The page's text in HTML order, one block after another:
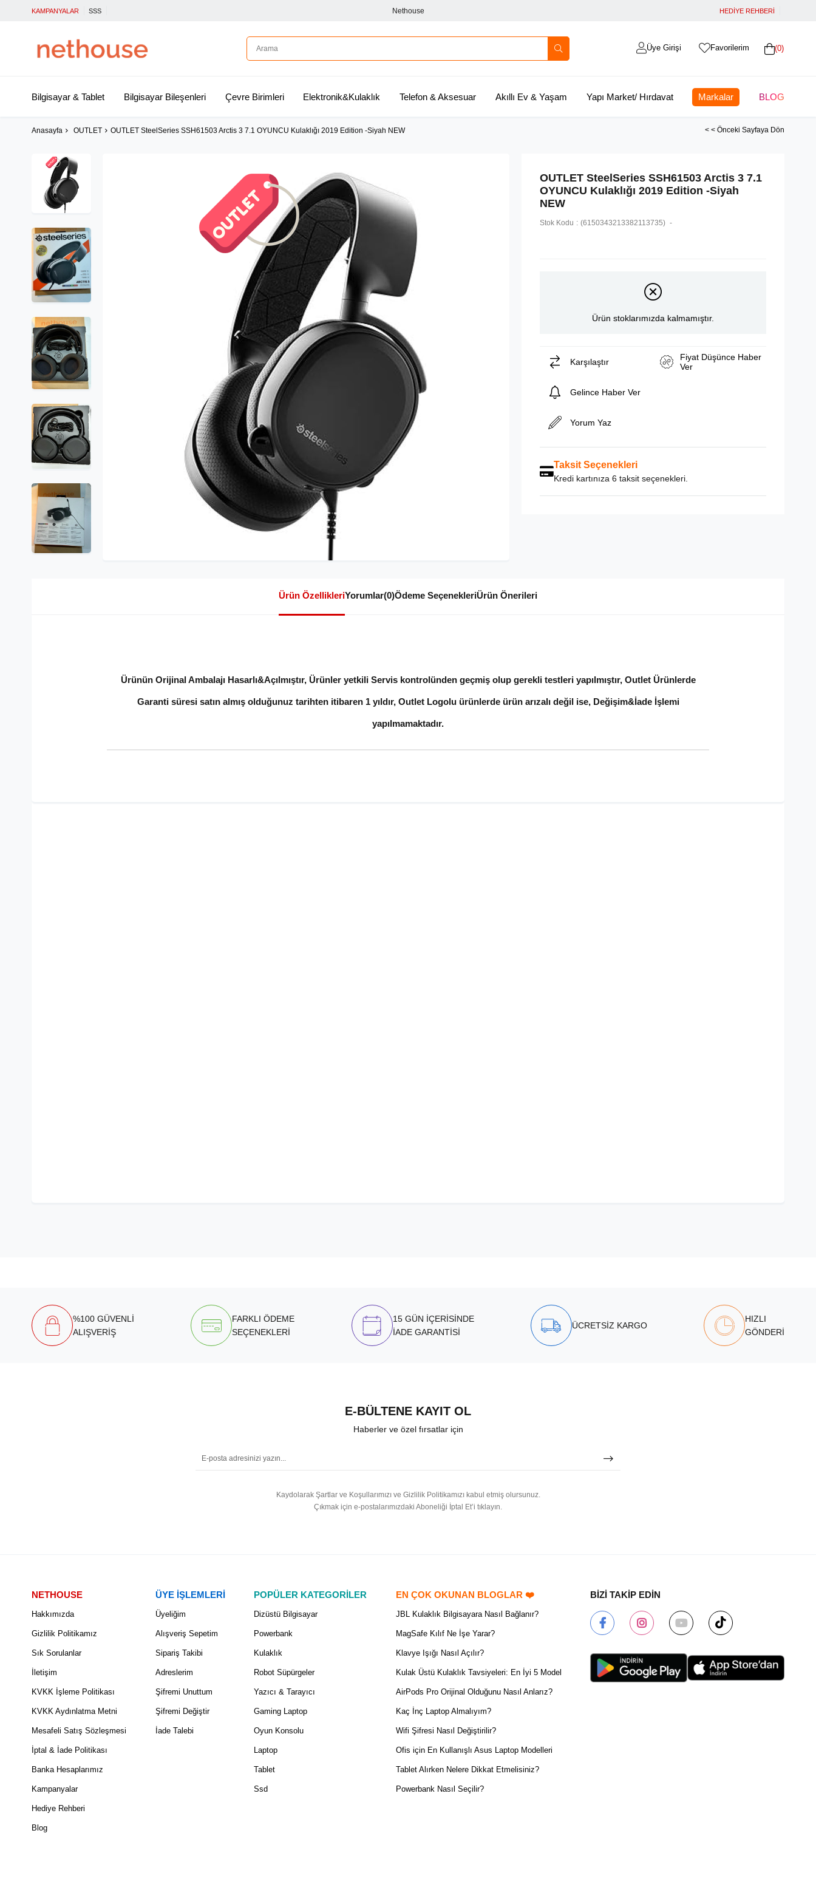
KAMPANYALAR SSS Nethouse HEDİYE REHBERİ
0
Favorilerim
Üye Girişi
Bilgisayar & Tablet Bilgisayar Bileşenleri Çevre Birimleri Elektronik&Kulaklık Telefon & Aksesuar Akıllı Ev & Yaşam Yapı Market/ Hırdavat Markalar BLOG
Anasayfa OUTLET OUTLET SteelSeries SSH61503 Arctis 3 7.1 OYUNCU Kulaklığı 2019 Edition -Siyah NEW < < Önceki Sayfaya Dön
OUTLET SteelSeries SSH61503 Arctis 3 7.1
OYUNCU Kulaklığı 2019 Edition -Siyah
NEW
Stok Kodu (6150343213382113735)
Ürün stoklarımızda kalmamıştır.
Karşılaştır
Fiyat Düşünce Haber
Ver
Gelince Haber Ver
Yorum Yaz
Taksit Seçenekleri
Kredi kartınıza 6 taksit seçenekleri.
Ürün ÖzellikleriYorumlar(0)Ödeme SeçenekleriÜrün Önerileri
Ürünün Orijinal Ambalajı Hasarlı&Açılmıştır, Ürünler yetkili Servis kontrolünden geçmiş olup gerekli testleri yapılmıştır, Outlet Ürünlerde
Garanti süresi satın almış olduğunuz tarihten itibaren 1 yıldır, Outlet Logolu ürünlerde ürün arızalı değil ise, Değişim&İade İşlemi
yapılmamaktadır.
%100 GÜVENLİ
ALIŞVERİŞ
FARKLI ÖDEME
SEÇENEKLERİ
15 GÜN İÇERİSİNDE
İADE GARANTİSİ
ÜCRETSİZ KARGO
HIZLI
GÖNDERİ
E-BÜLTENE KAYIT OL
Haberler ve özel fırsatlar için
Kaydolarak Şartlar ve Koşullarımızı ve Gizlilik Politikamızı kabul etmiş olursunuz.
Çıkmak için e-postalarımızdaki Aboneliği İptal Et’i tıklayın.
NETHOUSE
Hakkımızda
Gizlilik Politikamız
Sık Sorulanlar
İletişim
KVKK İşleme Politikası
KVKK Aydınlatma Metni
Mesafeli Satış Sözleşmesi
İptal & İade Politikası
Banka Hesaplarımız
Kampanyalar
Hediye Rehberi
Blog
ÜYE İŞLEMLERİ
Üyeliğim
Alışveriş Sepetim
Sipariş Takibi
Adreslerim
Şifremi Unuttum
Şifremi Değiştir
İade Talebi
POPÜLER KATEGORİLER
Dizüstü Bilgisayar
Powerbank
Kulaklık
Robot Süpürgeler
Yazıcı & Tarayıcı
Gaming Laptop
Oyun Konsolu
Laptop
Tablet
Ssd
EN ÇOK OKUNAN BLOGLAR ❤️
JBL Kulaklık Bilgisayara Nasıl Bağlanır?
MagSafe Kılıf Ne İşe Yarar?
Klavye Işığı Nasıl Açılır?
Kulak Üstü Kulaklık Tavsiyeleri: En İyi 5 Model
AirPods Pro Orijinal Olduğunu Nasıl Anlarız?
Kaç İnç Laptop Almalıyım?
Wifi Şifresi Nasıl Değiştirilir?
Ofis için En Kullanışlı Asus Laptop Modelleri
Tablet Alırken Nelere Dikkat Etmelisiniz?
Powerbank Nasıl Seçilir?
BİZİ TAKİP EDİN